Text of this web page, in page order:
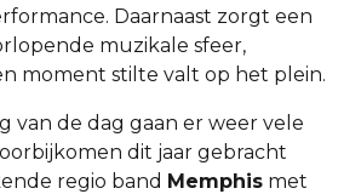
Daarnaast zorgt een
muzikale sfeer,
moment stilte valt op het plein.
van de dag gaan er weer vele
dit jaar gebracht
regio band Memphis met